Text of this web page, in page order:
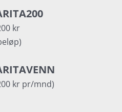
kr
kr pr/mnd)